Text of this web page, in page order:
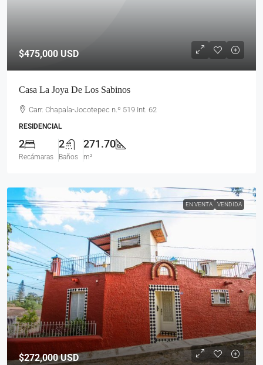
$475,000 USD
Casa La Joya De Los Sabinos
Carr. Chapala-Jocotepec n.º 519 Int. 62
RESIDENCIAL
2
Recámaras
2
Baños
271.70
m²
EN VENTA VENDIDA
$272,000USD